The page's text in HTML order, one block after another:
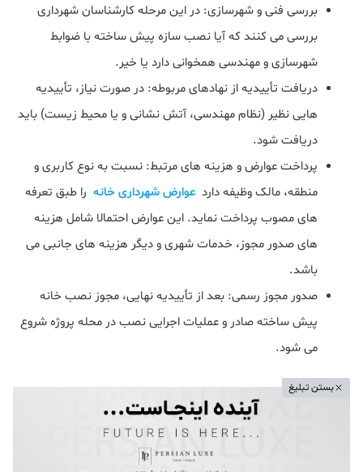
بررسی فنی و شهرسازی: در این مرحله کارشناسان شهرداری
بررسی می‌ کنند که آیا نصب سازه پیش‌ ساخته با ضوابط
شهرسازی و مهندسی همخوانی دارد یا خیر.
دریافت تأییدیه از نهادهای مربوطه: در صورت نیاز، تأییدیه‌
هایی نظیر (نظام مهندسی، آتش‌ نشانی و یا محیط‌ زیست) باید
دریافت شود.
پرداخت عوارض و هزینه‌ های مرتبط: نسبت به نوع کاربری و
منطقه، مالک وظیفه دارد عوارض شهرداری خانه را طبق تعرفه
های مصوب پرداخت نماید. این عوارض احتمالا شامل هزینه
های صدور مجوز، خدمات شهری و دیگر هزینه های جانبی می
باشد.
صدور مجوز رسمی: بعد از تأییدیه نهایی، مجوز نصب خانه
پیش‌ ساخته صادر و عملیات اجرایی نصب در محله پروژه شروع
می شود.
بستن تبلیغ